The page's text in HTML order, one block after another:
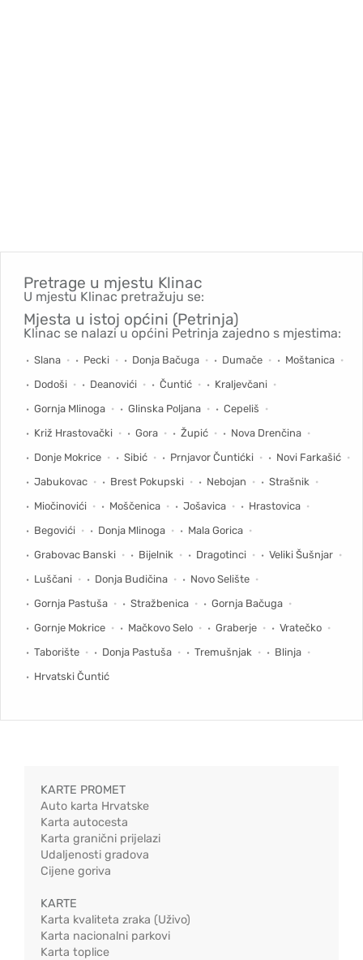
Pretrage u mjestu Klinac
U mjestu Klinac pretražuju se:
Mjesta u istoj općini (Petrinja)
Klinac se nalazi u općini Petrinja zajedno s mjestima:
Slana Pecki Donja Bačuga Dumače
Moštanica
Dodoši
Deanovići Čuntić
Kraljevčani
Gornja Mlinoga
Glinska Poljana
Cepeliš
Križ Hrastovački
Gora Župić
Nova Drenčina
Donje Mokrice
Sibić Prnjavor Čuntićki
Novi Farkašić
Jabukovac
Brest Pokupski Nebojan
Strašnik
Miočinovići
Moščenica Jošavica
Hrastovica
Begovići
Donja Mlinoga
Mala Gorica
Grabovac Banski
Bijelnik Dragotinci
Veliki Šušnjar
Luščani
Donja Budičina
Novo Selište
Gornja Pastuša
Stražbenica
Gornja Bačuga
Gornje Mokrice
Mačkovo Selo Graberje
Vratečko
Taborište
Donja Pastuša Tremušnjak
Blinja
Hrvatski Čuntić
KARTE PROMET
Auto karta Hrvatske
Karta autocesta
Karta granični prijelazi
Udaljenosti gradova
Cijene goriva
KARTE
Karta kvaliteta zraka (Uživo)
Karta nacionalni parkovi
Karta toplice